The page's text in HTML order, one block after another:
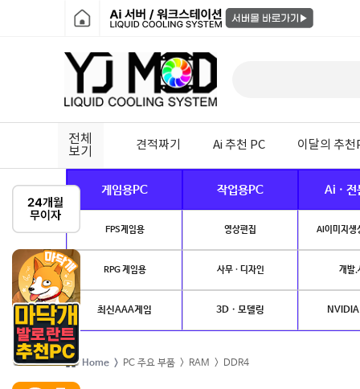
전체
보기
견적짜기 Ai 추천 PC 이달의 추천
게임용PC 작업용PC Ai · 전
FPS게임용 영상편집 AI이미지생
RPG 게임용 사무 · 디자인 개발.
최신AAA게임 3D · 모델링
Home > PC 주요 부품 > RAM > DDR4